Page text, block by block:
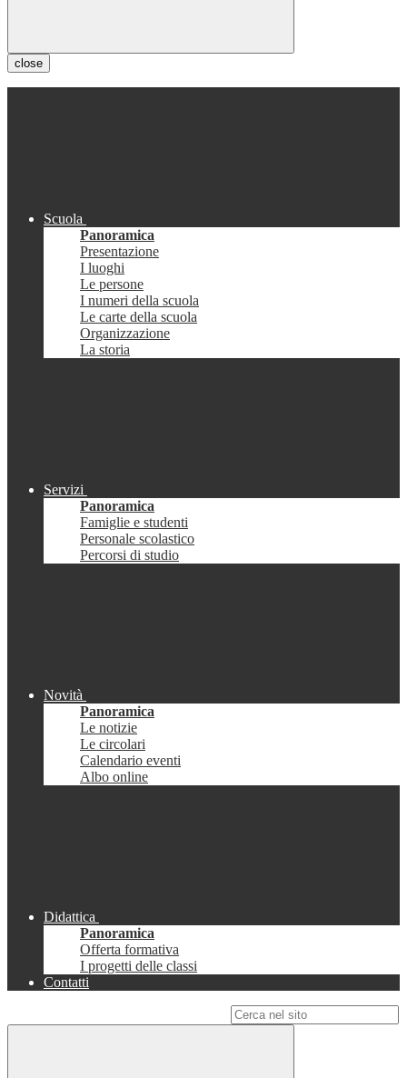
close
Scuola
Panoramica
Presentazione
I luoghi
Le persone
I numeri della scuola
Le carte della scuola
Organizzazione
La storia
Servizi
Panoramica
Famiglie e studenti
Personale scolastico
Percorsi di studio
Novità
Panoramica
Le notizie
Le circolari
Calendario eventi
Albo online
Didattica
Panoramica
Offerta formativa
I progetti delle classi
Contatti